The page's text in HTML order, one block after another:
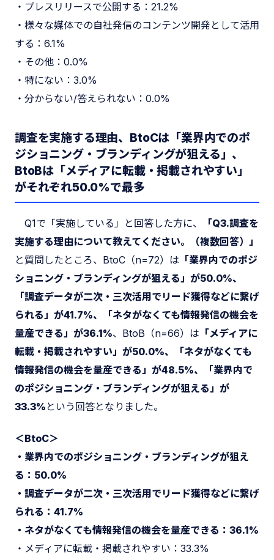
・プレスリリースで公開する：21.2%
・様々な媒体での自社発信のコンテンツ開発として活用
する：6.1%
・その他：0.0%
・特にない：3.0%
・分からない/答えられない：0.0%
調査を実施する理由、BtoCは「業界内でのポ
ジショニング・ブランディングが狙える」、
BtoBは「メディアに転載・掲載されやすい」
がそれぞれ50.0%で最多
Q1で「実施している」と回答した方に、
「Q3.調査を
実施する理由について教えてください。（複数回答）」
と質問したところ、BtoC（n=72）は 「業界内でのポジ
ショニング・ブランディングが狙える」が50.0%、
「調査データが二次・三次活用でリード獲得などに繋げ
られる」が41.7%、「ネタがなくても情報発信の機会を
量産できる」が36.1%、BtoB（n=66）は 「メディアに
転載・掲載されやすい」が50.0%、「ネタがなくても
情報発信の機会を量産できる」が48.5%、「業界内で
のポジショニング・ブランディングが狙える」が
33.3% という回答となりました。
＜BtoC＞
・業界内でのポジショニング・ブランディングが狙え
る：50.0%
・調査データが二次・三次活用でリード獲得などに繋げ
られる：41.7%
・ネタがなくても情報発信の機会を量産できる：36.1%
・メディアに転載・掲載されやすい：33.3%